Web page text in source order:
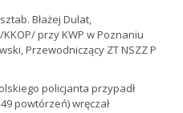
Błażej Dulat,
przy KWP w Poznaniu
Przewodniczący ZT NSZZ P
policjanta przypadł
powtórzeń) wręczał